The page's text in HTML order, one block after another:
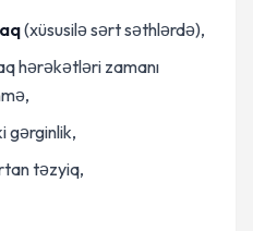
(xüsusilə sərt səthlərdə),
hərəkətləri zamanı
gərginlik,
təzyiq,